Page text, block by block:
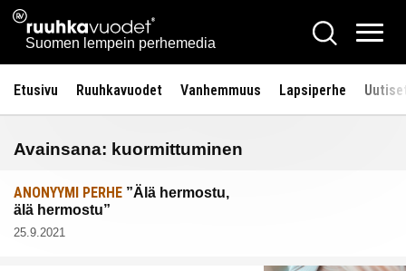
Siirry
sisältöön
Ruuhkavuodet.fi
Suomen lempein perhemedia
Hae
Etusivu Ruuhkavuodet Vanhemmuus Lapsiperhe
Avainsana: kuormittuminen
ANONYYMI PERHE ”Älä hermostu,
älä hermostu”
25.9.2021